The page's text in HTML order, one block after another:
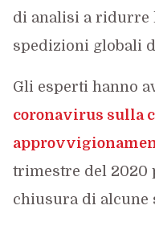
di analisi a ridurre
spedizioni globali
Gli esperti hanno
coronavirus sulla
trimestre del 2020
chiusura di alcune